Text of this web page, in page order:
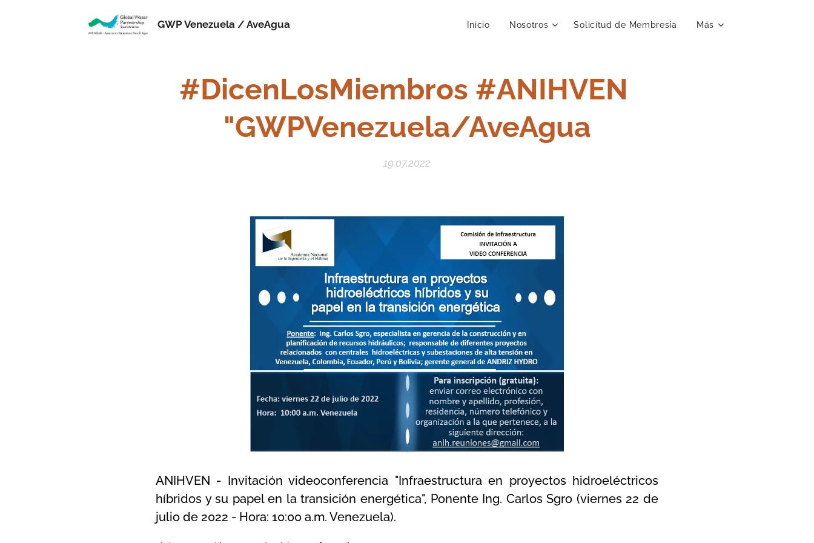
GWP Venezuela / AveAgua Inicio Nosotros Solicitud de Membresía Más
#DicenLosMiembros #ANIHVEN
"GWPVenezuela/AveAgua
19.07.2022
ANIHVEN - Invitación videoconferencia "Infraestructura en proyectos hidroeléctricos
híbridos y su papel en la transición energética", Ponente Ing. Carlos Sgro (viernes 22 de
julio de 2022 - Hora: 10:00 a.m. Venezuela).